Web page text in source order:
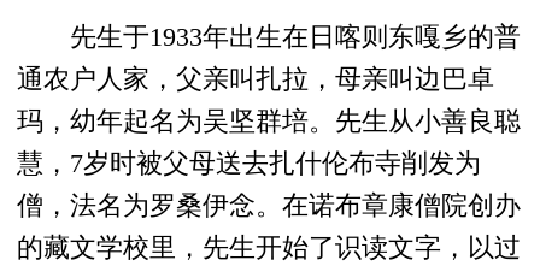
先生于1933年出生在日喀则东嘎乡的普
通农户人家，父亲叫扎拉，母亲叫边巴卓
玛，幼年起名为吴坚群培。先生从小善良聪
慧，7岁时被父母送去扎什伦布寺削发为
僧，法名为罗桑伊念。在诺布章康僧院创办
的藏文学校里，先生开始了识读文字，以过